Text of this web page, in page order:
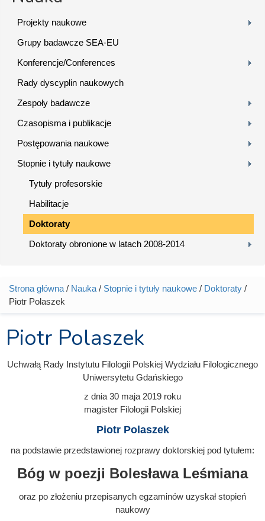
Projekty naukowe
Grupy badawcze SEA-EU
Konferencje/Conferences
Rady dyscyplin naukowych
Zespoły badawcze
Czasopisma i publikacje
Postępowania naukowe
Stopnie i tytuły naukowe
Tytuły profesorskie
Habilitacje
Doktoraty
Doktoraty obronione w latach 2008-2014
Jesteś tutaj
Strona główna / Nauka / Stopnie i tytuły naukowe / Doktoraty /
Piotr Polaszek
Piotr Polaszek
Uchwałą Rady Instytutu Filologii Polskiej Wydziału Filologicznego
Uniwersytetu Gdańskiego
z dnia 30 maja 2019 roku
magister Filologii Polskiej
Piotr Polaszek
na podstawie przedstawionej rozprawy doktorskiej pod tytułem:
Bóg w poezji Bolesława Leśmiana
oraz po złożeniu przepisanych egzaminów uzyskał stopień
naukowy